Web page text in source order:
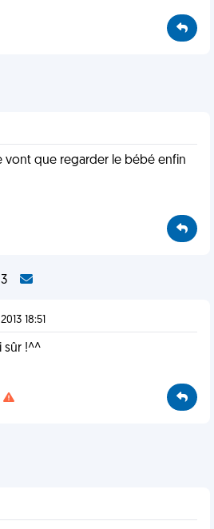
vont que regarder le bébé enfin
18:51
sûr !^^